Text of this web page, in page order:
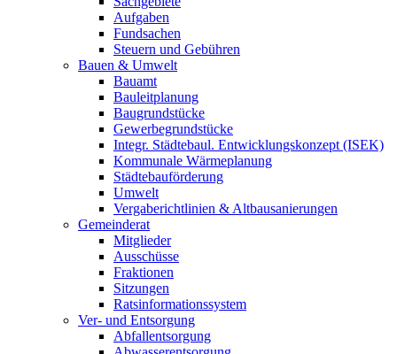
Aufgaben
Fundsachen
Steuern und Gebühren
Bauen & Umwelt
Bauamt
Bauleitplanung
Baugrundstücke
Gewerbegrundstücke
Integr. Städtebaul. Entwicklungskonzept (ISEK)
Kommunale Wärmeplanung
Städtebauförderung
Umwelt
Vergaberichtlinien & Altbausanierungen
Gemeinderat
Mitglieder
Ausschüsse
Fraktionen
Sitzungen
Ratsinformationssystem
Ver- und Entsorgung
Abfallentsorgung